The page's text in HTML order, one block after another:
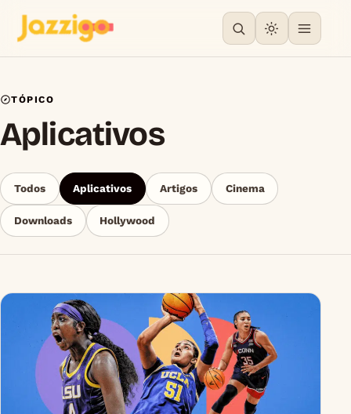
TÓPICO
Aplicativos
Todos Aplicativos Artigos Cinema
Downloads Hollywood
Articles